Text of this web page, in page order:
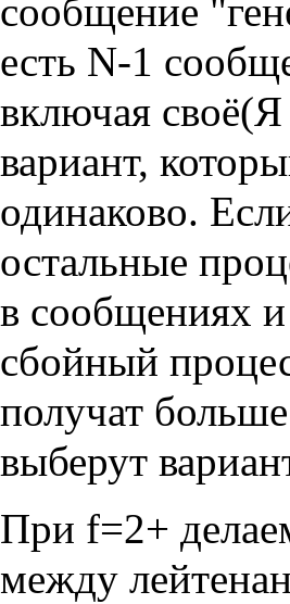
сообщение
есть N-1
включая своё(Я
вариант,
одинаково.
остальные
в сообщениях
сбойный
получат
выберут
При f=2+
между